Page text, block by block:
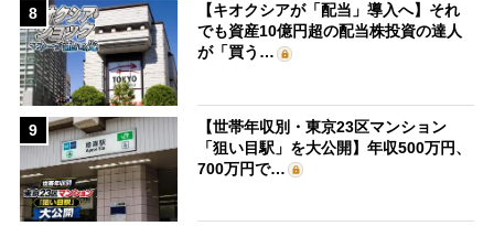
8
【キオクシアが「配当」導入へ】それ
でも資産10億円超の配当株投資の達人
が「買う…
9
【世帯年収別・東京23区マンション
「狙い目駅」を大公開】年収500万円、
700万円で…